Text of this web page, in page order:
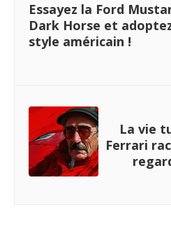
Essayez la Ford
Dark Horse et
style américain !
La vie
Ferrari